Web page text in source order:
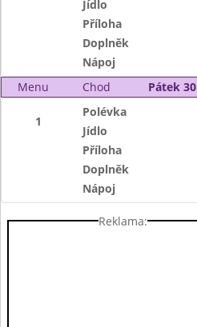
Jídlo
Příloha
Doplněk
Nápoj
Menu
Chod Pátek
1
Polévka
Jídlo
Příloha
Doplněk
Nápoj
Reklama: